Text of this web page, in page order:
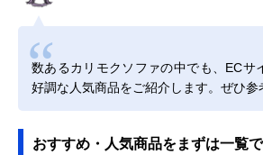
数あるカリモクソファの中でも、ECサ
好調な人気商品をご紹介します。ぜひ参
おすすめ・人気商品をまずは一覧で